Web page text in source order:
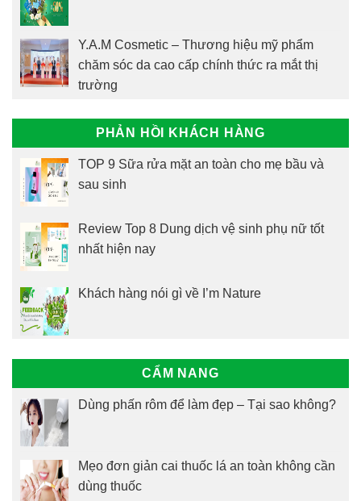
Y.A.M Cosmetic – Thương hiệu mỹ phẩm
chăm sóc da cao cấp chính thức ra mắt thị
trường
PHẢN HỒI KHÁCH HÀNG
TOP 9 Sữa rửa mặt an toàn cho mẹ bầu và
sau sinh
Review Top 8 Dung dịch vệ sinh phụ nữ tốt
nhất hiện nay
Khách hàng nói gì về I’m Nature
CẨM NANG
Dùng phấn rôm để làm đẹp – Tại sao không?
Mẹo đơn giản cai thuốc lá an toàn không cần
dùng thuốc